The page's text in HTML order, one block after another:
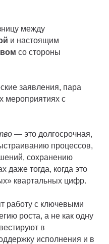
между
и настоящим
со стороны
заявления, пара
мероприятиях с
— это долгосрочная,
процессов,
сохранению
даже тогда, когда это
квартальных цифр.
работу с ключевыми
роста, а не как одну
в
исполнения и в